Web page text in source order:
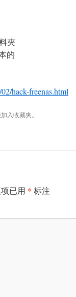
夾
的
hack-freenas.html
加入收藏夹。
已用 * 标注